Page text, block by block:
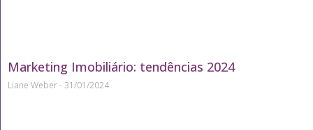
Marketing Imobiliário: tendências 2024
Liane Weber 31/01/2024